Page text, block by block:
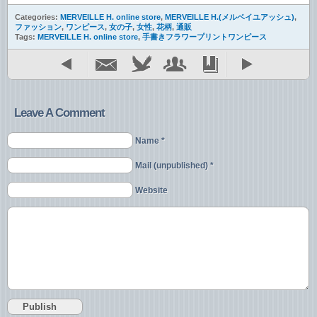
Categories: MERVEILLE H. online store, MERVEILLE H.(メルベイユアッシュ),
ファッション, ワンピース, 女の子, 女性, 花柄, 通販
Tags: MERVEILLE H. online store, 手書きフラワープリントワンピース
Leave A Comment
Name *
Mail (unpublished) *
Website